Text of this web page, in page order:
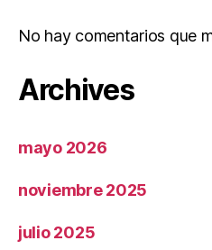
No hay comentarios que
Archives
mayo 2026
noviembre 2025
julio 2025